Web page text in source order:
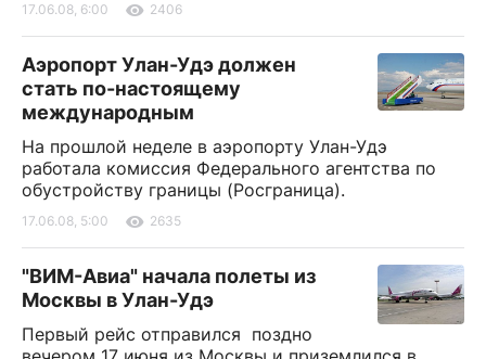
17.06.08, 6:00 2406
Аэропорт Улан-Удэ должен
стать по-настоящему
международным
На прошлой неделе в аэропорту Улан-Удэ
работала комиссия Федерального агентства по
обустройству границы (Росграница).
17.06.08, 5:00 2635
"ВИМ-Авиа" начала полеты из
Москвы в Улан-Удэ
Первый рейс отправился поздно